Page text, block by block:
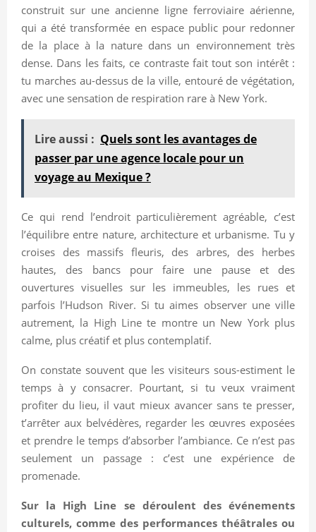
construit sur une ancienne ligne ferroviaire aérienne,
qui a été transformée en espace public pour redonner
de la place à la nature dans un environnement très
dense. Dans les faits, ce contraste fait tout son intérêt :
tu marches au-dessus de la ville, entouré de végétation,
avec une sensation de respiration rare à New York.
Lire aussi : Quels sont les avantages de
passer par une agence locale pour un
voyage au Mexique ?
Ce qui rend l’endroit particulièrement agréable, c’est
l’équilibre entre nature, architecture et urbanisme. Tu y
croises des massifs fleuris, des arbres, des herbes
hautes, des bancs pour faire une pause et des
ouvertures visuelles sur les immeubles, les rues et
parfois l’Hudson River. Si tu aimes observer une ville
autrement, la High Line te montre un New York plus
calme, plus créatif et plus contemplatif.
On constate souvent que les visiteurs sous-estiment le
temps à y consacrer. Pourtant, si tu veux vraiment
profiter du lieu, il vaut mieux avancer sans te presser,
t’arrêter aux belvédères, regarder les œuvres exposées
et prendre le temps d’absorber l’ambiance. Ce n’est pas
seulement un passage : c’est une expérience de
promenade.
Sur la High Line se déroulent des événements
culturels, comme des performances théâtrales ou